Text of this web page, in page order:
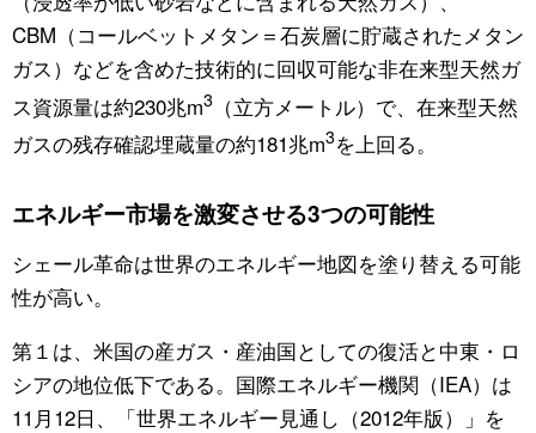
CBM（コールベットメタン＝石炭層に貯蔵されたメタン
ガス）などを含めた技術的に回収可能な非在来型天然ガ
ス資源量は約230兆m3 （立方メートル）で、在来型天然
ガスの残存確認埋蔵量の約181兆m3を上回る。
エネルギー市場を激変させる3つの可能性
シェール革命は世界のエネルギー地図を塗り替える可能
性が高い。
第１は、米国の産ガス・産油国としての復活と中東・ロ
シアの地位低下である。国際エネルギー機関（IEA）は
11月12日、「世界エネルギー見通し（2012年版）」を